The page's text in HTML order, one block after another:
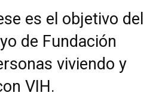
es el objetivo del
de Fundación
viviendo y
VIH.